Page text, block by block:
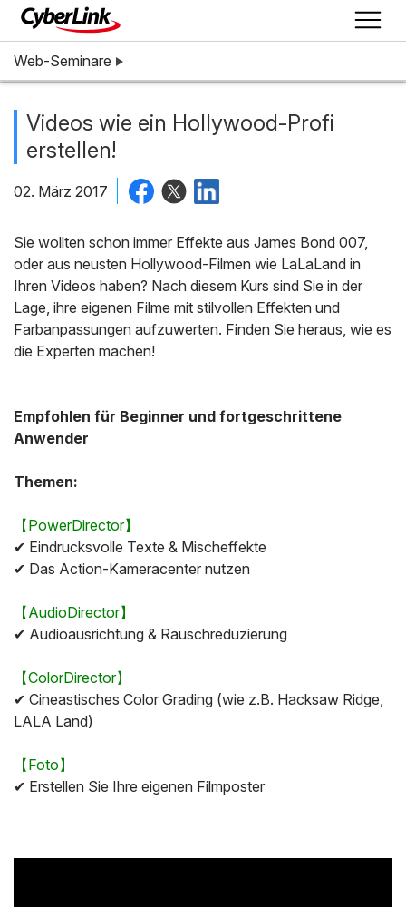
Web-Seminare
Videos wie ein Hollywood-Profi
erstellen!
02. März 2017
Sie wollten schon immer Effekte aus James Bond 007,
oder aus neusten Hollywood-Filmen wie LaLaLand in
Ihren Videos haben? Nach diesem Kurs sind Sie in der
Lage, ihre eigenen Filme mit stilvollen Effekten und
Farbanpassungen aufzuwerten. Finden Sie heraus, wie es
die Experten machen!
Empfohlen für Beginner und fortgeschrittene
Anwender
Themen:
【PowerDirector】
✔ Eindrucksvolle Texte & Mischeffekte
✔ Das Action-Kameracenter nutzen
【AudioDirector】
✔ Audioausrichtung & Rauschreduzierung
【ColorDirector】
✔ Cineastisches Color Grading (wie z.B. Hacksaw Ridge,
LALA Land)
【Foto】
✔ Erstellen Sie Ihre eigenen Filmposter